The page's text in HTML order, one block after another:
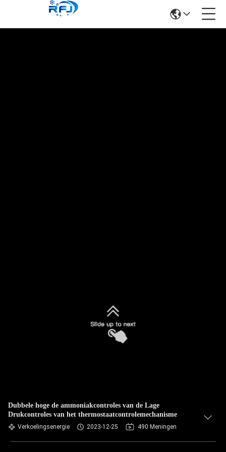
Dubbele hoge de ammoniakcontroles van de Lage
Drukcontroles van het thermostaatcontrolemechanisme
Verkoelingsenergie 2023-12-25 490 Meningen